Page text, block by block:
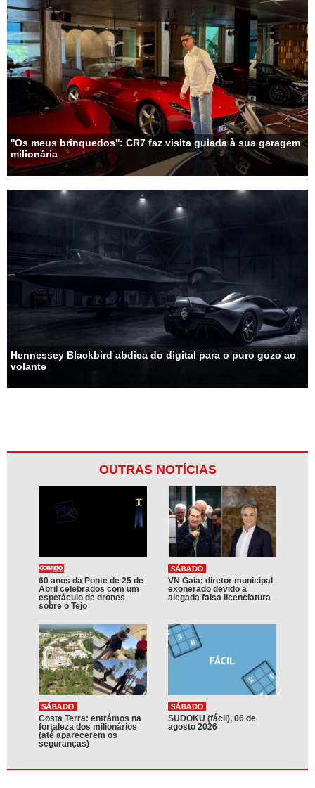
''Os meus brinquedos'': CR7 faz visita guiada à sua garagem
milionária
Hennessey Blackbird abdica do digital para o puro gozo ao
volante
OUTRAS NOTÍCIAS
60 anos da Ponte de 25 de
Abril celebrados com um
espetáculo de drones
sobre o Tejo
VN Gaia: diretor municipal
exonerado devido a
alegada falsa licenciatura
Costa Terra: entrámos na
fortaleza dos milionários
(até aparecerem os
seguranças)
SUDOKU (fácil), 06 de
agosto 2026